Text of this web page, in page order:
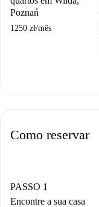
Poznań
1250 zł/mês
Como reservar
PASSO 1
Encontre a sua casa